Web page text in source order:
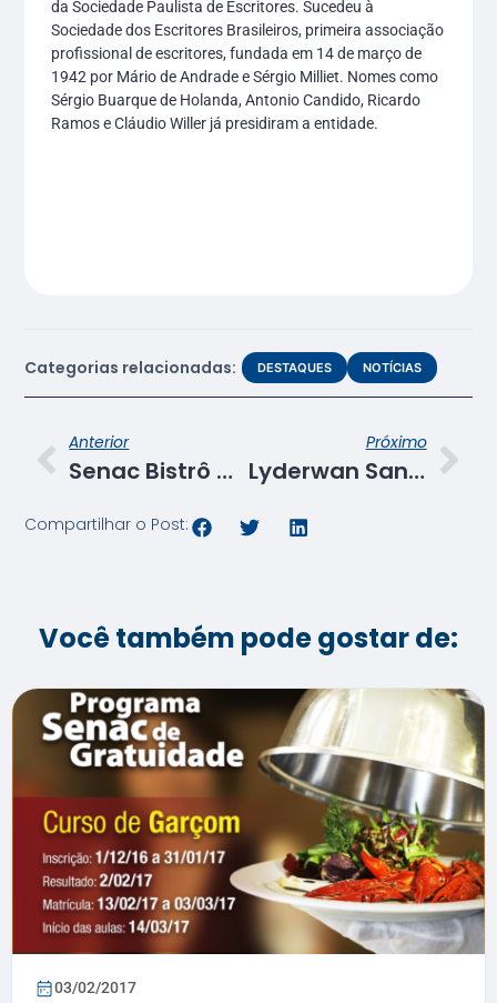
da Sociedade Paulista de Escritores. Sucedeu à
Sociedade dos Escritores Brasileiros, primeira associação
profissional de escritores, fundada em 14 de março de
1942 por Mário de Andrade e Sérgio Milliet. Nomes como
Sérgio Buarque de Holanda, Antonio Candido, Ricardo
Ramos e Cláudio Willer já presidiram a entidade.
Categorias relacionadas: DESTAQUES NOTÍCIAS
Anterior
Senac Bistrô Cacique Chá inova no cardápio na Semana da Sergipanidade
Próximo
Lyderwan Santos, apresentador da TV Sergipe, participa de Roda de Conversa com alunos do curso técnico de Rádio e TV
Compartilhar o Post:
Você também pode gostar de:
03/02/2017